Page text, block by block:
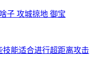
子 攻城掠地 御宝